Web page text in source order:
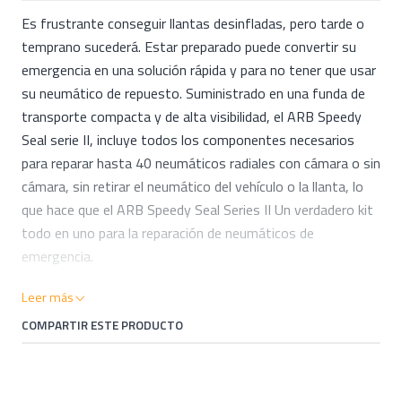
Es frustrante conseguir llantas desinfladas, pero tarde o
temprano sucederá. Estar preparado puede convertir su
emergencia en una solución rápida y para no tener que usar
su neumático de repuesto. Suministrado en una funda de
transporte compacta y de alta visibilidad, el ARB Speedy
Seal serie II, incluye todos los componentes necesarios
para reparar hasta 40 neumáticos radiales con cámara o sin
cámara, sin retirar el neumático del vehículo o la llanta, lo
que hace que el ARB Speedy Seal Series II Un verdadero kit
todo en uno para la reparación de neumáticos de
emergencia.
Estuche moldeado de plástico fuerte, de alta visibilidad,
Aguja de inserción de acero con el logotipo clásico de ARB,
Leer más
COMPARTIR ESTE PRODUCTO